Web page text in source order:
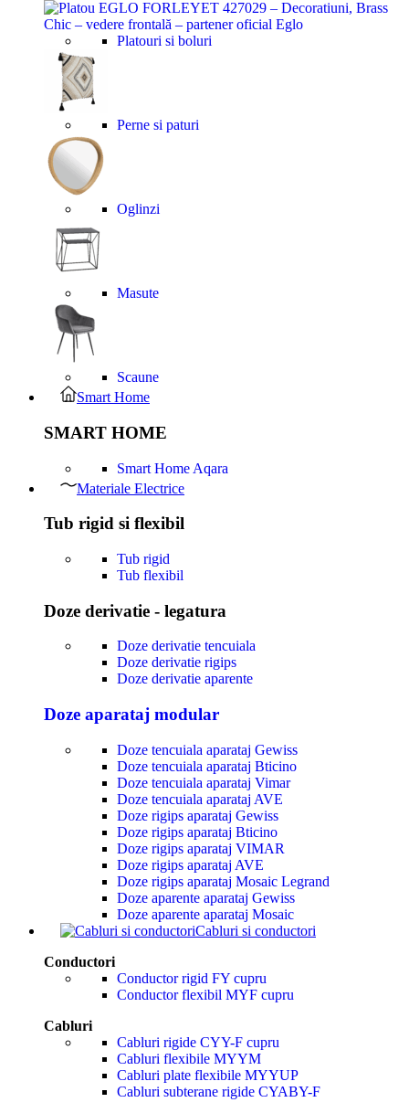
Platouri si boluri
Perne si paturi
Oglinzi
Masute
Scaune
Smart Home
SMART HOME
Smart Home Aqara
Materiale Electrice
Tub rigid si flexibil
Tub rigid
Tub flexibil
Doze derivatie - legatura
Doze derivatie tencuiala
Doze derivatie rigips
Doze derivatie aparente
Doze aparataj modular
Doze tencuiala aparataj Gewiss
Doze tencuiala aparataj Bticino
Doze tencuiala aparataj Vimar
Doze tencuiala aparataj AVE
Doze rigips aparataj Gewiss
Doze rigips aparataj Bticino
Doze rigips aparataj VIMAR
Doze rigips aparataj AVE
Doze rigips aparataj Mosaic Legrand
Doze aparente aparataj Gewiss
Doze aparente aparataj Mosaic
Cabluri si conductori
Conductori
Conductor rigid FY cupru
Conductor flexibil MYF cupru
Cabluri
Cabluri rigide CYY-F cupru
Cabluri flexibile MYYM
Cabluri plate flexibile MYYUP
Cabluri subterane rigide CYABY-F